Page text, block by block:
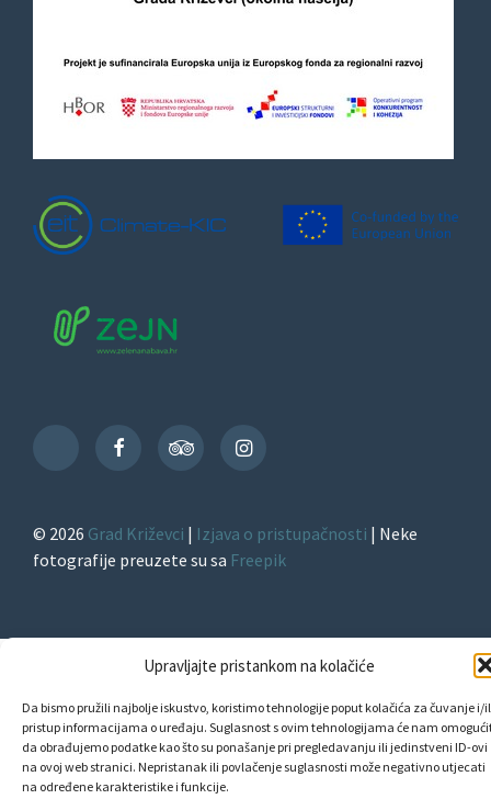
Upravljajte pristankom na kolačiće
Da bismo pružili najbolje iskustvo, koristimo tehnologije poput kolačića za čuvanje i/
pristup informacijama o uređaju. Suglasnost s ovim tehnologijama će nam
da obrađujemo podatke kao što su ponašanje pri pregledavanju ili jedinstveni ID-ovi
na ovoj web stranici. Nepristanak ili povlačenje suglasnosti može negativno utjecati
na određene karakteristike i funkcije.
TikTok
FacebookTripAdvisorInstagram
© 2026 Grad Križevci | Izjava o pristupačnosti | Neke
fotografije preuzete su sa Freepik